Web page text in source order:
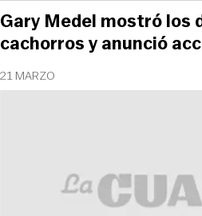
21 MARZO
Gary Medel mostró los
cachorros y anunció